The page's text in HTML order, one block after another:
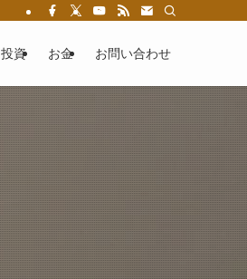
投資 お金 お問い合わせ